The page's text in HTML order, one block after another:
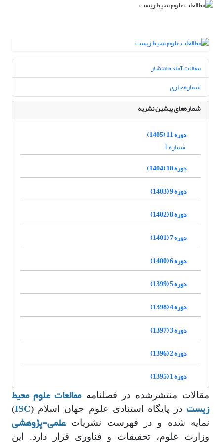
مقالات آماده انتشار
شماره جاری
شماره‌های پیشین نشریه
دوره 11 (1405)
شماره 1
دوره 10 (1404)
دوره 9 (1403)
دوره 8 (1402)
دوره 7 (1401)
دوره 6 (1400)
دوره 5 (1399)
دوره 4 (1398)
دوره 3 (1397)
دوره 2 (1396)
دوره 1 (1395)
مقالات منتشرشده در فصلنامهمطالعات علوم محیط
زیست در پایگاه‌ استنادی علوم جهان اسلام (ISC
)
نمایه شده و در فهرست نشریات علمی-پژوهشی
وزارت علوم، تحقیقات و فناوری قرار دارد. این